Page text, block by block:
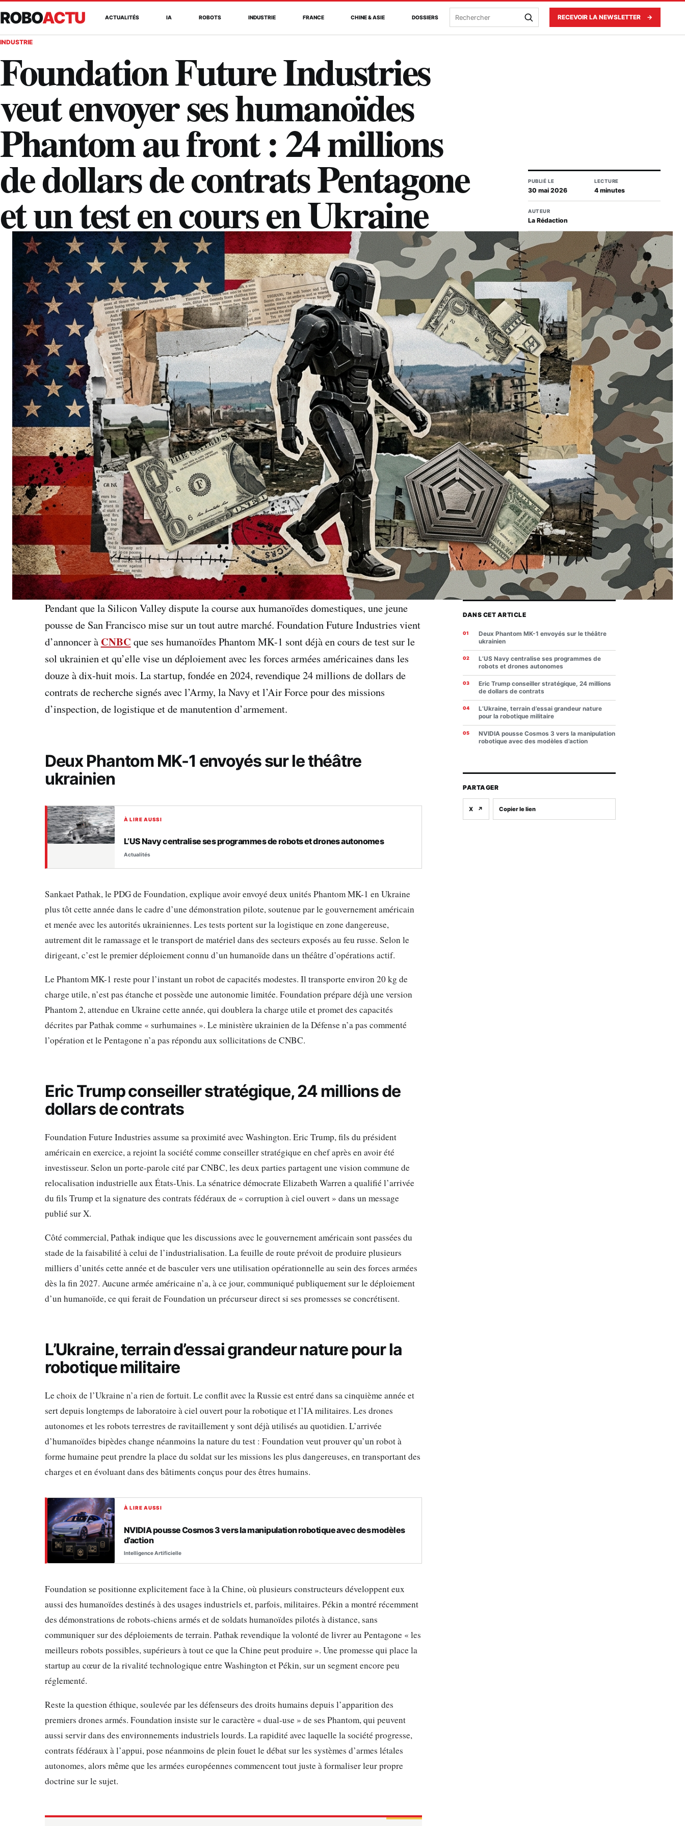
ROBOACTU ACTUALITÉS IA ROBOTS INDUSTRIE FRANCE CHINE & ASIE DOSSIERS Rechercher RECEVOIR LA NEWSLETTER →
INDUSTRIE
Foundation Future Industries
veut envoyer ses humanoïdes
Phantom au front : 24 millions
de dollars de contrats Pentagone
et un test en cours en Ukraine
PUBLIÉ LE
30 mai 2026
LECTURE
4 minutes
AUTEUR
La Rédaction
Pendant que la Silicon Valley dispute la course aux humanoïdes domestiques, une jeune
pousse de San Francisco mise sur un tout autre marché. Foundation Future Industries vient
d’annoncer à CNBC que ses humanoïdes Phantom MK-1 sont déjà en cours de test sur le
sol ukrainien et qu’elle vise un déploiement avec les forces armées américaines dans les
douze à dix-huit mois. La startup, fondée en 2024, revendique 24 millions de dollars de
contrats de recherche signés avec l’Army, la Navy et l’Air Force pour des missions
d’inspection, de logistique et de manutention d’armement.
Deux Phantom MK-1 envoyés sur le théâtre
ukrainien
À LIRE AUSSI
L’US Navy centralise ses programmes de robots et drones autonomes
Actualités
Sankaet Pathak, le PDG de Foundation, explique avoir envoyé deux unités Phantom MK-1 en Ukraine
plus tôt cette année dans le cadre d’une démonstration pilote, soutenue par le gouvernement américain
et menée avec les autorités ukrainiennes. Les tests portent sur la logistique en zone dangereuse,
autrement dit le ramassage et le transport de matériel dans des secteurs exposés au feu russe. Selon le
dirigeant, c’est le premier déploiement connu d’un humanoïde dans un théâtre d’opérations actif.
Le Phantom MK-1 reste pour l’instant un robot de capacités modestes. Il transporte environ 20 kg de
charge utile, n’est pas étanche et possède une autonomie limitée. Foundation prépare déjà une version
Phantom 2, attendue en Ukraine cette année, qui doublera la charge utile et promet des capacités
décrites par Pathak comme « surhumaines ». Le ministère ukrainien de la Défense n’a pas commenté
l’opération et le Pentagone n’a pas répondu aux sollicitations de CNBC.
Eric Trump conseiller stratégique, 24 millions de
dollars de contrats
Foundation Future Industries assume sa proximité avec Washington. Eric Trump, fils du président
américain en exercice, a rejoint la société comme conseiller stratégique en chef après en avoir été
investisseur. Selon un porte-parole cité par CNBC, les deux parties partagent une vision commune de
relocalisation industrielle aux États-Unis. La sénatrice démocrate Elizabeth Warren a qualifié l’arrivée
du fils Trump et la signature des contrats fédéraux de « corruption à ciel ouvert » dans un message
publié sur X.
Côté commercial, Pathak indique que les discussions avec le gouvernement américain sont passées du
stade de la faisabilité à celui de l’industrialisation. La feuille de route prévoit de produire plusieurs
milliers d’unités cette année et de basculer vers une utilisation opérationnelle au sein des forces armées
dès la fin 2027. Aucune armée américaine n’a, à ce jour, communiqué publiquement sur le déploiement
d’un humanoïde, ce qui ferait de Foundation un précurseur direct si ses promesses se concrétisent.
L’Ukraine, terrain d’essai grandeur nature pour la
robotique militaire
Le choix de l’Ukraine n’a rien de fortuit. Le conflit avec la Russie est entré dans sa cinquième année et
sert depuis longtemps de laboratoire à ciel ouvert pour la robotique et l’IA militaires. Les drones
autonomes et les robots terrestres de ravitaillement y sont déjà utilisés au quotidien. L’arrivée
d’humanoïdes bipèdes change néanmoins la nature du test : Foundation veut prouver qu’un robot à
forme humaine peut prendre la place du soldat sur les missions les plus dangereuses, en transportant des
charges et en évoluant dans des bâtiments conçus pour des êtres humains.
À LIRE AUSSI
NVIDIA pousse Cosmos 3 vers la manipulation robotique avec des modèles
d’action
Intelligence Artificielle
Foundation se positionne explicitement face à la Chine, où plusieurs constructeurs développent eux
aussi des humanoïdes destinés à des usages industriels et, parfois, militaires. Pékin a montré récemment
des démonstrations de robots-chiens armés et de soldats humanoïdes pilotés à distance, sans
communiquer sur des déploiements de terrain. Pathak revendique la volonté de livrer au Pentagone « les
meilleurs robots possibles, supérieurs à tout ce que la Chine peut produire ». Une promesse qui place la
startup au cœur de la rivalité technologique entre Washington et Pékin, sur un segment encore peu
réglementé.
Reste la question éthique, soulevée par les défenseurs des droits humains depuis l’apparition des
premiers drones armés. Foundation insiste sur le caractère « dual-use » de ses Phantom, qui peuvent
aussi servir dans des environnements industriels lourds. La rapidité avec laquelle la société progresse,
contrats fédéraux à l’appui, pose néanmoins de plein fouet le débat sur les systèmes d’armes létales
autonomes, alors même que les armées européennes commencent tout juste à formaliser leur propre
doctrine sur le sujet.
DANS CET ARTICLE
Deux Phantom MK-1 envoyés sur le théâtre
ukrainien
L’US Navy centralise ses programmes de
robots et drones autonomes
Eric Trump conseiller stratégique, 24 millions
de dollars de contrats
L’Ukraine, terrain d’essai grandeur nature
pour la robotique militaire
NVIDIA pousse Cosmos 3 vers la manipulation
robotique avec des modèles d’action
PARTAGER
X ↗ Copier le lien